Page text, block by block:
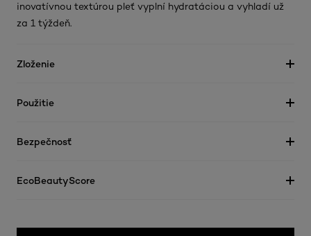
inovatívnou textúrou pleť vyplní hydratáciou a vyhladí už
za 1 týždeň.
Zloženie
Použitie
Bezpečnosť
EcoBeautyScore